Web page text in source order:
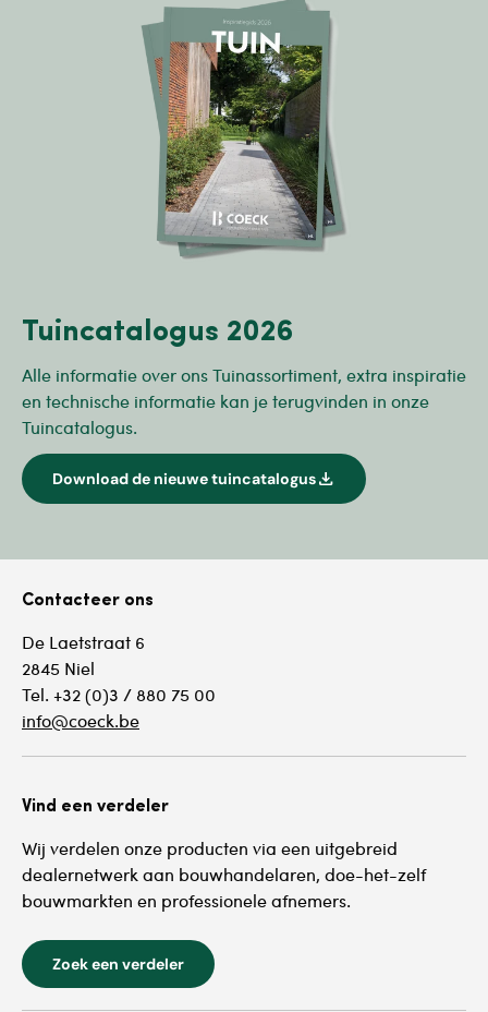
Tuincatalogus 2026
Alle informatie over ons Tuinassortiment, extra inspiratie
en technische informatie kan je terugvinden in onze
Tuincatalogus.
Download de nieuwe tuincatalogusdownload
Contacteer ons
De Laetstraat 6
2845 Niel
Tel. +32 (0)3 / 880 75 00
info@coeck.be
Vind een verdeler
Wij verdelen onze producten via een uitgebreid
dealernetwerk aan bouwhandelaren, doe-het-zelf
bouwmarkten en professionele afnemers.
Zoek een verdeler